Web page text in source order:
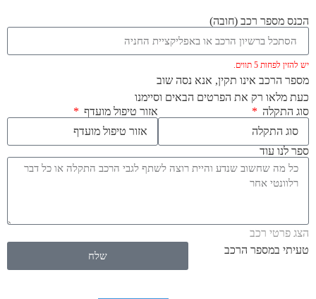
הכנס מספר רכב (חובה)
יש להזין לפחות 5 תווים.
מספר הרכב אינו תקין, אנא נסה שוב
כעת מלאו רק את הפרטים הבאים וסיימנו
סוג התקלה
אזור טיפול מועדף
ספר לנו עוד
הצג פרטי רכב
טעיתי במספר הרכב
שלח